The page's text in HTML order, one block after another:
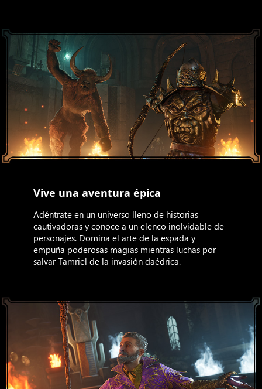
Vive una aventura épica
Adéntrate en un universo lleno de historias
cautivadoras y conoce a un elenco inolvidable de
personajes. Domina el arte de la espada y
empuña poderosas magias mientras luchas por
salvar Tamriel de la invasión daédrica.